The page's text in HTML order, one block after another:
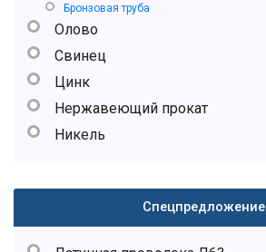
Бронзовая труба
Олово
Свинец
Цинк
Нержавеющий прокат
Никель
Спецпредложение